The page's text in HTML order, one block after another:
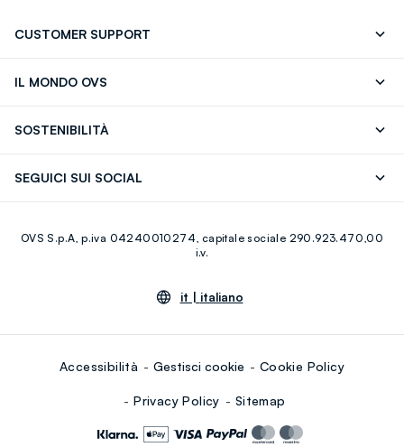
CUSTOMER SUPPORT
IL MONDO OVS
Giftcard
SOSTENIBILITÀ
SEGUICI SUI SOCIAL
Youtube Linkedin
OVS S.p.A, p.iva 04240010274, capitale sociale 290.923.470,00
i.v.
it | italiano
Accessibilità Gestisci cookie Cookie Policy
Privacy Policy Sitemap